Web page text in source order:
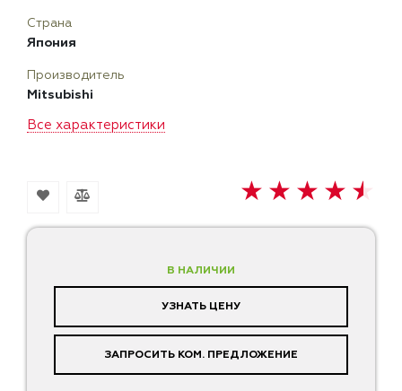
В НАЛИЧИИ
УЗНАТЬ ЦЕНУ
ЗАПРОСИТЬ КОМ. ПРЕДЛОЖЕНИЕ
Все характеристики
Страна
Япония
Производитель
Mitsubishi